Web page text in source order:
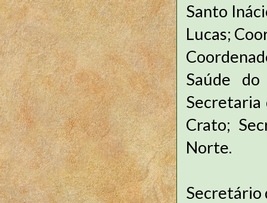
Santo
Lucas;
Saúde
Secretaria
Crato;
Norte.
Secretário